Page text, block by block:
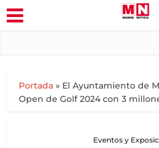
Portada » El Ayuntamiento de
Open de Golf 2024 con 3
Eventos y